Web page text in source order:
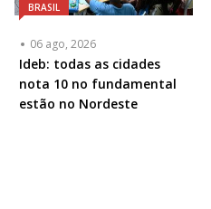
BRASIL
06 ago, 2026
Ideb: todas as cidades
nota 10 no fundamental
estão no Nordeste